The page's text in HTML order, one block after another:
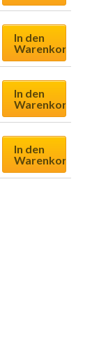
In den
Warenkorb
In den
Warenkorb
In den
Warenkorb